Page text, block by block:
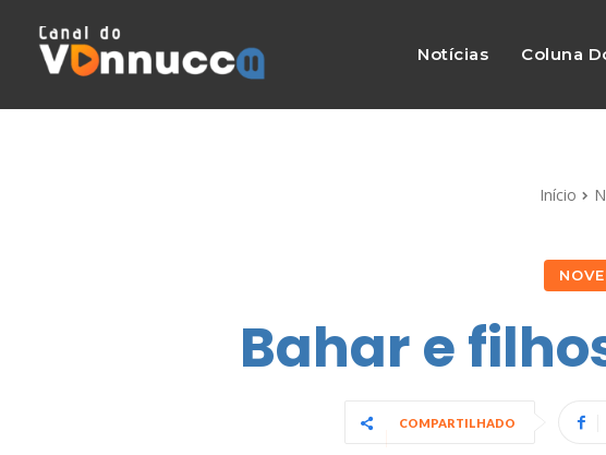
Notícias Coluna
Início
Bahar e
COMPARTILHADO